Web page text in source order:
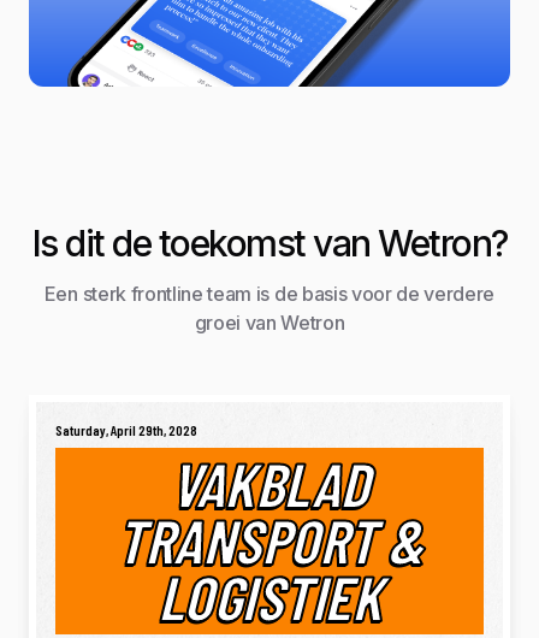
Saturday, April 29th, 2028
VAKBLAD
TRANSPORT &
LOGISTIEK
Is dit de toekomst van Wetron?
Een sterk frontline team is de basis voor de verdere
groei van Wetron